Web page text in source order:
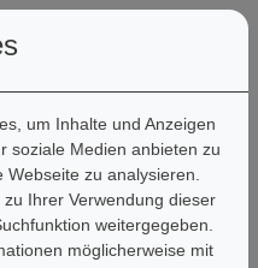
um Inhalte und Anzeigen
soziale Medien anbieten zu
zu analysieren.
Ihrer Verwendung dieser
weitergegeben.
möglicherweise mit